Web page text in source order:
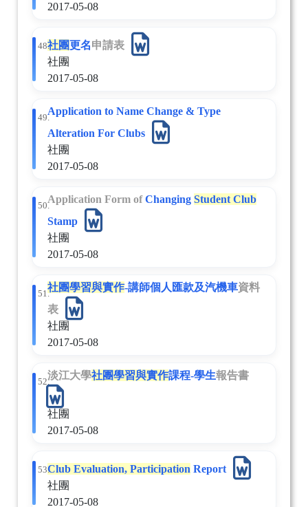
2017-05-08
48.社團更名申請表
社團
2017-05-08
49.
Application to Name Change & Type
Alteration For Clubs
社團
2017-05-08
50.
Application Form ofChanging Student Club
Stamp
社團
2017-05-08
51.
社團學習與實作-講師個人匯款及汽機車資料
表
社團
2017-05-08
52.
淡江大學社團學習與實作課程-學生報告書
社團
2017-05-08
53.Club Evaluation, ParticipationReport
社團
2017-05-08